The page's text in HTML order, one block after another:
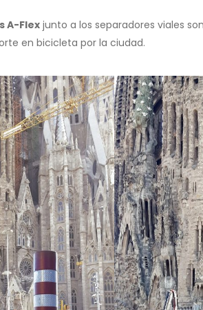
A-Flex junto a los separadores viales
en bicicleta por la ciudad.